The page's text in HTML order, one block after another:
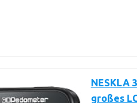
NESKLA
großes